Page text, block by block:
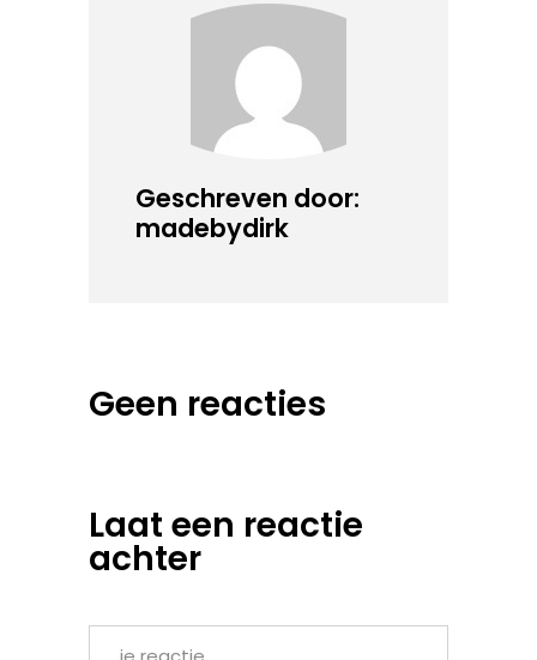
Geschreven door:
madebydirk
Geen reacties
Laat een reactie
achter